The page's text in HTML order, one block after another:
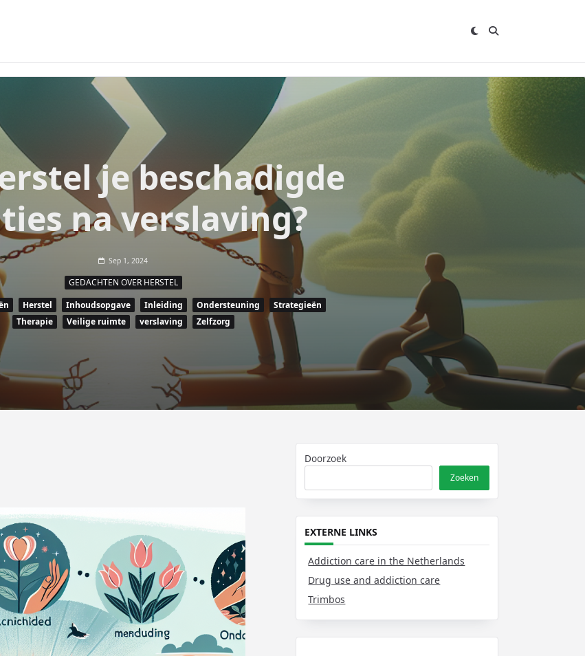
je beschadigde
na verslaving?
Sep 1, 2024
GEDACHTEN OVER HERSTEL
Herstel Inhoudsopgave Inleiding Ondersteuning
Strategieën
Therapie
Veilige ruimte verslaving Zelfzorg
Doorzoek
Zoeken
EXTERNE LINKS
Addiction care in the Netherlands
Drug use and addiction care
Trimbos